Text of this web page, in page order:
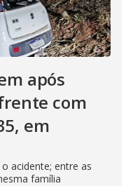
após
com
em
acidente; entre as
família